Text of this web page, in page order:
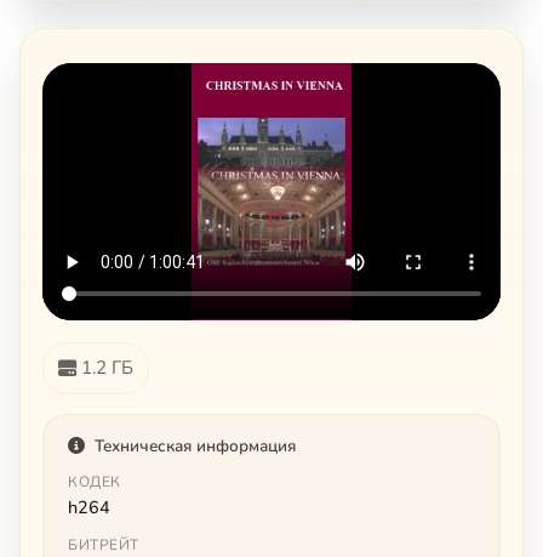
1.2 ГБ
Техническая информация
КОДЕК
h264
БИТРЕЙТ